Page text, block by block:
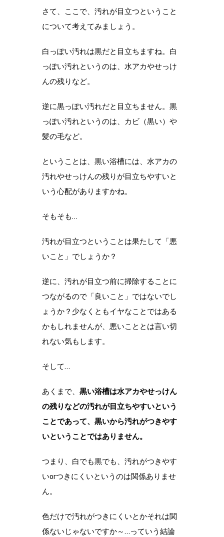
さて、ここで、汚れが目立つということ
について考えてみましょう。
白っぽい汚れは黒だと目立ちますね。白
っぽい汚れというのは、水アカやせっけ
んの残りなど。
逆に黒っぽい汚れだと目立ちません。黒
っぽい汚れというのは、カビ（黒い）や
髪の毛など。
ということは、黒い浴槽には、水アカの
汚れやせっけんの残りが目立ちやすいと
いう心配がありますかね。
そもそも…
汚れが目立つということは果たして「悪
いこと」でしょうか？
逆に、汚れが目立つ前に掃除することに
つながるので「良いこと」ではないでし
ょうか？少なくともイヤなことではある
かもしれませんが、悪いこととは言い切
れない気もします。
そして…
あくまで、 黒い浴槽は水アカやせっけん
の残りなどの汚れが目立ちやすいという
ことであって、黒いから汚れがつきやす
いということではありません。
つまり、白でも黒でも、汚れがつきやす
いorつきにくいというのは関係ありませ
ん。
色だけで汚れがつきにくいとかそれは関
係ないじゃないですか～…っていう結論